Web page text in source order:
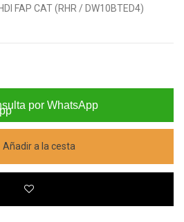
FAP CAT (RHR / DW10BTED4)
por WhatsApp
Añadir a la cesta